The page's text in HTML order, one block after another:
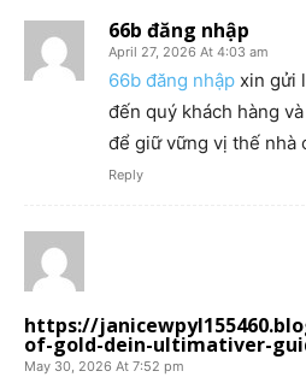
66b đăng nhập
April 27, 2026 At 4:03 am
66b đăng nhập xin gửi
đến quý khách hàng
để giữ vững vị thế nhà
Reply
https://
of-gold-dein-ultimativer-
May 30, 2026 At 7:52 pm